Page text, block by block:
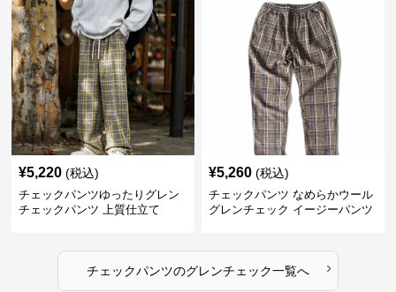
¥5,220 (税込)
チェックパンツゆったりグレン
チェックパンツ 上質仕立て
¥5,260 (税込)
チェックパンツ なめらかウール
グレンチェック イージーパンツ
チェックパンツのグレンチェック一覧へ ›